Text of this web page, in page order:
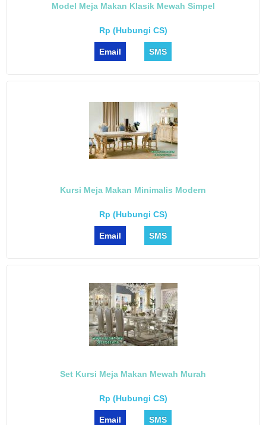
Model Meja Makan Klasik Mewah Simpel
Rp (Hubungi CS)
Email SMS
Kursi Meja Makan Minimalis Modern
Rp (Hubungi CS)
Email SMS
Set Kursi Meja Makan Mewah Murah
Rp (Hubungi CS)
Email SMS